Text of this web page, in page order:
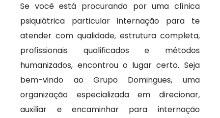
Se você está procurando por uma clínica
psiquiátrica particular internação para te
atender com qualidade, estrutura completa,
profissionais qualificados e métodos
humanizados, encontrou o lugar certo. Seja
bem-vindo ao Grupo Domingues, uma
organização especializada em direcionar,
auxiliar e encaminhar para internação